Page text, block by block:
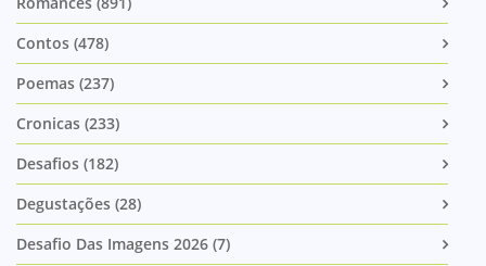
Contos (478)
Poemas (237)
Cronicas (233)
Desafios (182)
Degustações (28)
Desafio Das Imagens 2026 (7)